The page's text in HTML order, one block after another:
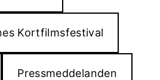
Kortfilmsfestival
Pressmeddelanden